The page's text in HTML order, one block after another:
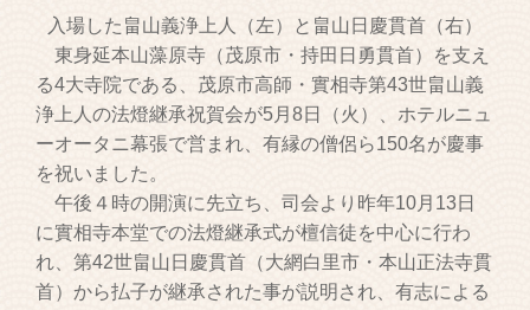
入場した畠山義浄上人（左）と畠山日慶貫首（右）
東身延本山藻原寺（茂原市・持田日勇貫首）を支え
る4大寺院である、茂原市高師・實相寺第43世畠山義
浄上人の法燈継承祝賀会が5月8日（火）、ホテルニュ
ーオータニ幕張で営まれ、有縁の僧侶ら150名が慶事
を祝いました。
午後４時の開演に先立ち、司会より昨年10月13日
に實相寺本堂での法燈継承式が檀信徒を中心に行わ
れ、第42世畠山日慶貫首（大網白里市・本山正法寺貫
首）から払子が継承された事が説明され、有志による